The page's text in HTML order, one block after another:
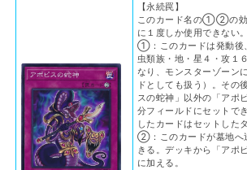
【永続罠】
このカード名の①②の効
に１度しか使用できない。
①：このカードは発動後
虫類族・地・星４・攻１
なり、モンスターゾーン
ドとしても扱う）。その
スの蛇神」以外の「アポ
分フィールドにセットで
したカードはセットした
②：このカードが墓地へ
きる。デッキから「アポ
に加える。